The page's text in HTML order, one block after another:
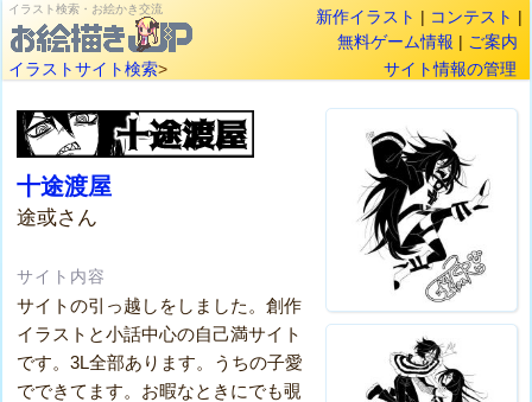
イラスト検索・お絵かき交流 新作イラスト | コンテスト |
無料ゲーム情報 | ご案内
イラストサイト検索> サイト情報の管理
十途渡屋
途或さん
サイト内容
サイトの引っ越しをしました。創作
イラストと小話中心の自己満サイト
です。3L全部あります。うちの子愛
でできてます。お暇なときにでも覗